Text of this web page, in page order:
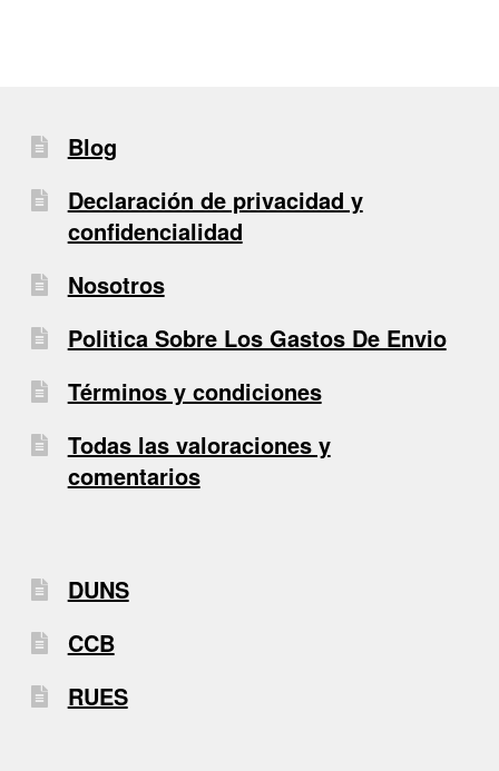
Blog
Declaración de privacidad y
confidencialidad
Nosotros
Politica Sobre Los Gastos De Envio
Términos y condiciones
Todas las valoraciones y
comentarios
DUNS
CCB
RUES